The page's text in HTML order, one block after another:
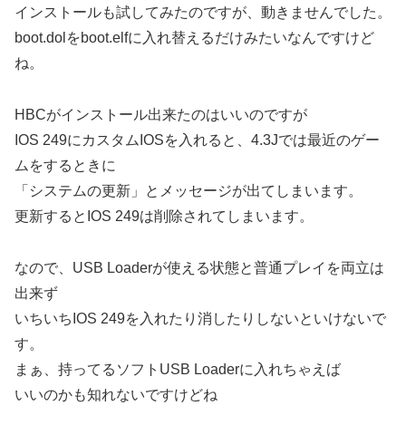
インストールも試してみたのですが、動きませんでした。
boot.dolをboot.elfに入れ替えるだけみたいなんですけど
ね。
HBCがインストール出来たのはいいのですが
IOS 249にカスタムIOSを入れると、4.3Jでは最近のゲー
ムをするときに
「システムの更新」とメッセージが出てしまいます。
更新するとIOS 249は削除されてしまいます。
なので、USB Loaderが使える状態と普通プレイを両立は
出来ず
いちいちIOS 249を入れたり消したりしないといけないで
す。
まぁ、持ってるソフトUSB Loaderに入れちゃえば
いいのかも知れないですけどね